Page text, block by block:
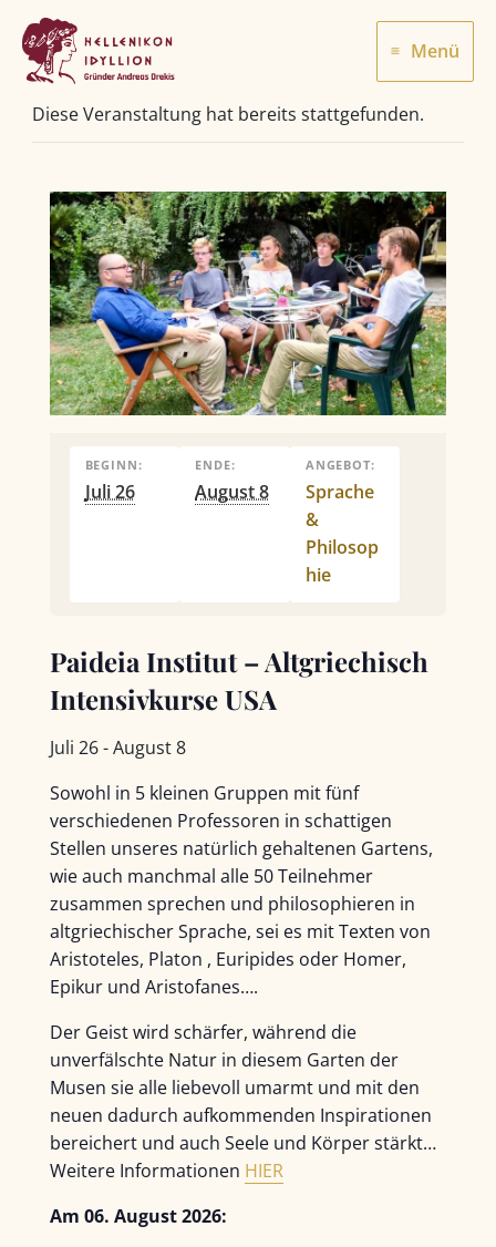
Inhalt
springen
Menü
Diese Veranstaltung hat bereits stattgefunden.
BEGINN:
Juli 26
ENDE:
August 8
ANGEBOT:
Sprache
&
Philosop
hie
Paideia Institut – Altgriechisch
Intensivkurse USA
Juli 26-August 8
Sowohl in 5 kleinen Gruppen mit fünf
verschiedenen Professoren in schattigen
Stellen unseres natürlich gehaltenen Gartens,
wie auch manchmal alle 50 Teilnehmer
zusammen sprechen und philosophieren in
altgriechischer Sprache, sei es mit Texten von
Aristoteles, Platon , Euripides oder Homer,
Epikur und Aristofanes….
Der Geist wird schärfer, während die
unverfälschte Natur in diesem Garten der
Musen sie alle liebevoll umarmt und mit den
neuen dadurch aufkommenden Inspirationen
bereichert und auch Seele und Körper stärkt…
Weitere Informationen HIER
Am 06. August 2026: